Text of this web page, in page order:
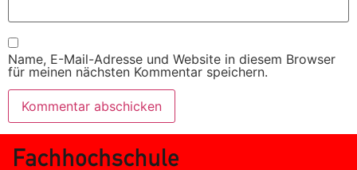
Name, E-Mail-Adresse und Website in diesem Browser
für meinen nächsten Kommentar speichern.